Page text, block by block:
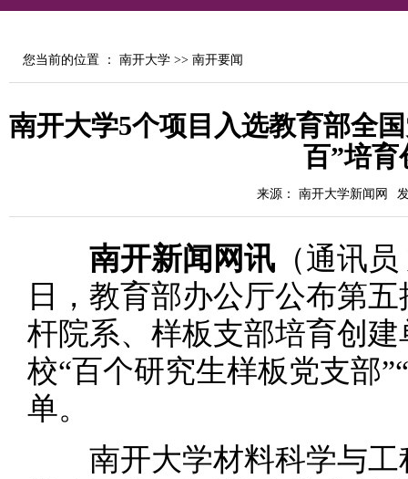
您当前的位置 ： 南开大学 >> 南开要闻
南开大学5个项目入选教育部全
百”培育
来源： 南开大学新闻网
南开新闻网讯 （通讯
日，教育部办公厅公布第
杆院系、样板支部培育创
校“百个研究生样板党支部
单。
南开大学材料科学与工